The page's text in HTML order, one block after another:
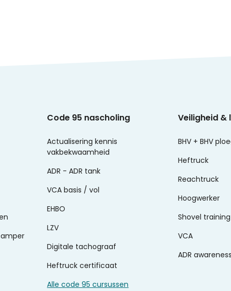
Code 95 nascholing
Actualisering kennis
vakbekwaamheid
ADR - ADR tank
VCA basis / vol
EHBO
LZV
Digitale tachograaf
Heftruck certificaat
Alle code 95 cursussen
Veiligheid &
BHV + BHV
Heftruck
Reachtruck
Hoogwerker
Shovel training
VCA
ADR awareness